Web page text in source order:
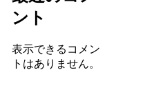
ント
表示できるコメン
トはありません。